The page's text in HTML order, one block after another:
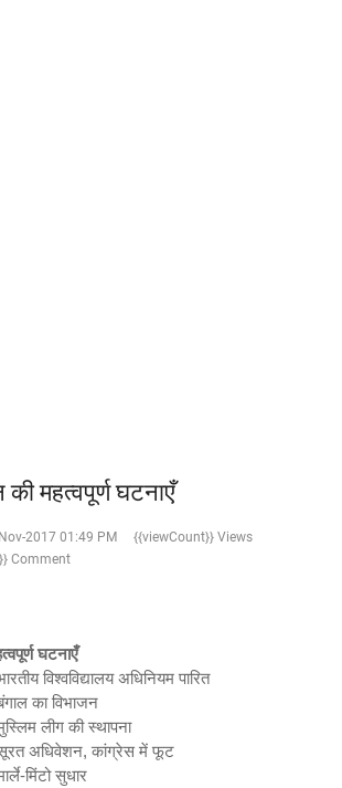
की महत्वपूर्ण घटनाएँ
2017 01:49 PM
{{viewCount}} Views
Comment
घटनाएँ
अधिनियम पारित
विभाजन
की स्थापना
कांग्रेस में फूट
सुधार